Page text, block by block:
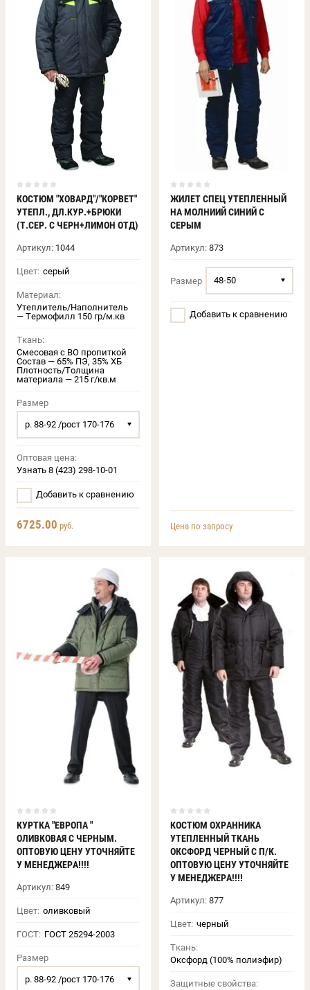
КОСТЮМ "ХОВАРД"/"КОРВЕТ"
УТЕПЛ., ДЛ.КУР.+БРЮКИ
(Т.СЕР. С ЧЕРН+ЛИМОН ОТД)
Артикул: 1044
Цвет: серый
Материал:
Утеплитель/Наполнитель
— Термофилл 150 гр/м.кв
Ткань:
Смесовая с ВО пропиткой
Состав — 65% ПЭ, 35% ХБ
Плотность/Толщина
материала — 215 г/кв.м
Размер
р. 88-92 /рост 170-176
Оптовая цена:
Узнать 8 (423) 298-10-01
Добавить к сравнению
6725.00 руб.
ЖИЛЕТ СПЕЦ УТЕПЛЕННЫЙ
НА МОЛНИИЙ СИНИЙ С
СЕРЫМ
Артикул:873
Размер 48-50
Добавить к сравнению
Цена по запросу
КУРТКА "ЕВРОПА "
ОЛИВКОВАЯ С ЧЕРНЫМ.
ОПТОВУЮ ЦЕНУ УТОЧНЯЙТЕ
У МЕНЕДЖЕРА!!!!
Артикул: 849
Цвет: оливковый
ГОСТ: ГОСТ 25294-2003
Размер
р. 88-92 /рост 170-176
КОСТЮМ ОХРАННИКА
УТЕПЛЕННЫЙ ТКАНЬ
ОКСФОРД ЧЕРНЫЙ С П/К.
ОПТОВУЮ ЦЕНУ УТОЧНЯЙТЕ
У МЕНЕДЖЕРА!!!!
Артикул:877
Цвет: черный
Ткань:
Оксфорд (100% полиэфир)
Защитные свойства: